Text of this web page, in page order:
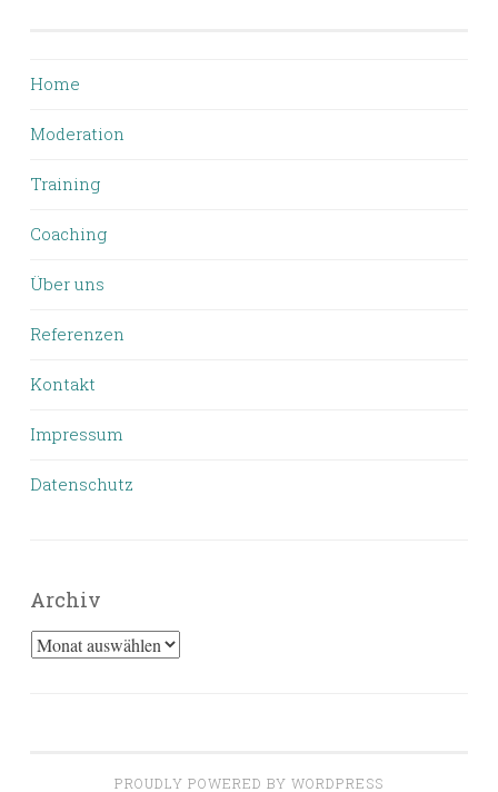
Home
Moderation
Training
Coaching
Über uns
Referenzen
Kontakt
Impressum
Datenschutz
Archiv
Archiv
PROUDLY POWERED BY WORDPRESS